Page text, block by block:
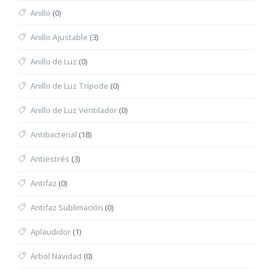
Anillo (0)
Anillo Ajustable (3)
Anillo de Luz (0)
Anillo de Luz Trípode (0)
Anillo de Luz Ventilador(0)
Antibacterial (18)
Antiestrés (3)
Antifaz (0)
Antifaz Sublimación (0)
Aplaudidor(1)
Árbol Navidad (0)